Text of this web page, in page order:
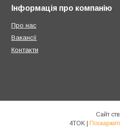
Інформація про компанію
Про нас
Вакансії
Контакти
Сайт
4TOK |